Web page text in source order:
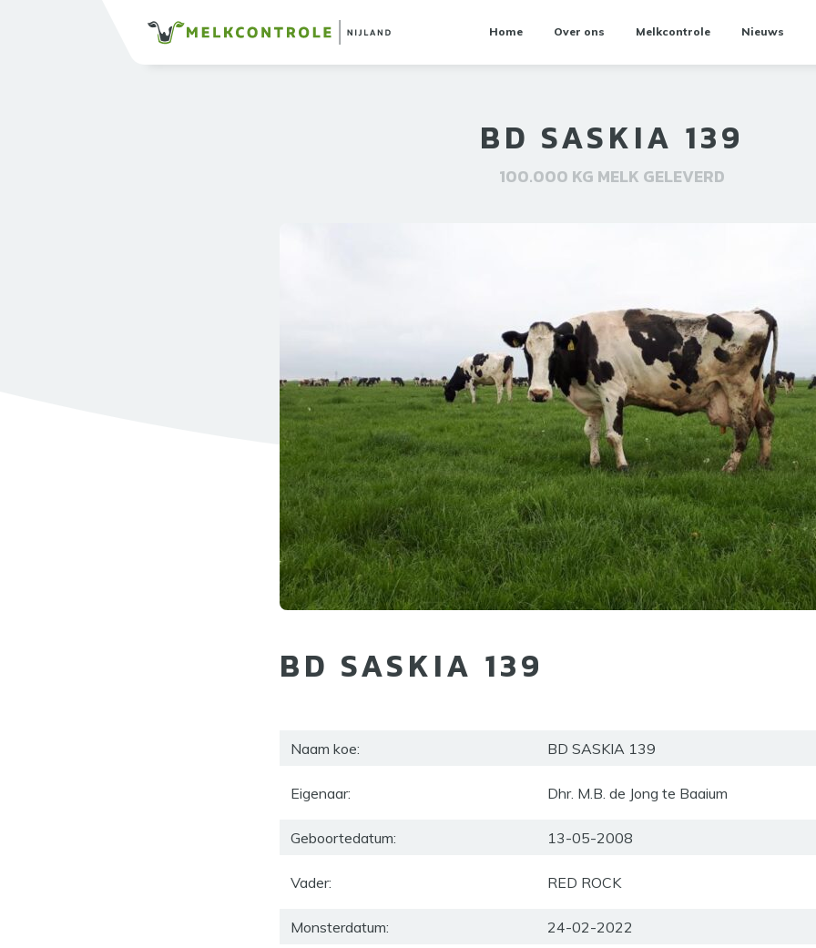
Home Over ons Melkcontrole Nieuws
BD SASKIA 139
100.000 KG MELK GELEVERD
BD SASKIA 139
Naam koe: BD SASKIA 139
Eigenaar: Dhr. M.B. de Jong te Baaium
Geboortedatum: 13-05-2008
Vader: RED ROCK
Monsterdatum: 24-02-2022